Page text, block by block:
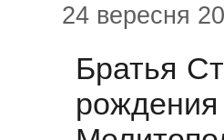
24 вересня
Братья